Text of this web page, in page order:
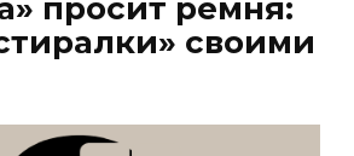
просит ремня:
своими